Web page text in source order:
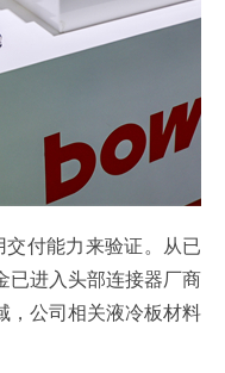
付能力来验证。从已
已进入头部连接器厂商
，公司相关液冷板材料